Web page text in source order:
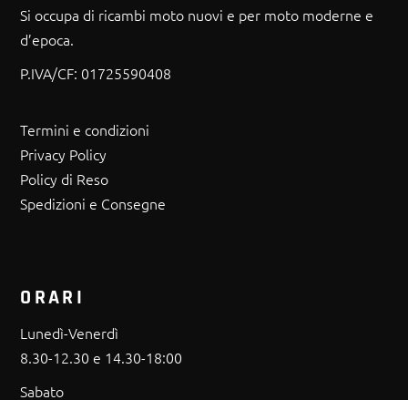
Si occupa di ricambi moto nuovi e per moto moderne e
d’epoca.
P.IVA/CF: 01725590408
Termini e condizioni
Privacy Policy
Policy di Reso
Spedizioni e Consegne
ORARI
Lunedì-Venerdì
8.30-12.30 e 14.30-18:00
Sabato